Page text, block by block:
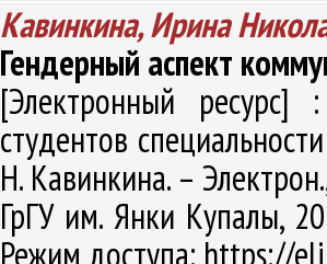
Кавинкина, Ирина
Гендерный аспект
[Электронный ресурс]
студентов
Н. Кавинкина. –
ГрГУ им. Янки Купалы,
Режим доступа: https://